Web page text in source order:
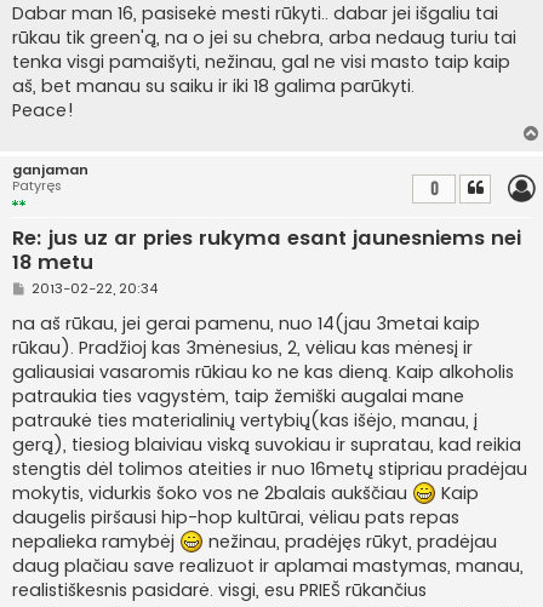
Dabar man 16, pasisekė mesti rūkyti.. dabar jei išgaliu tai
rūkau tik green'ą, na o jei su chebra, arba nedaug turiu tai
tenka visgi pamaišyti, nežinau, gal ne visi masto taip kaip
aš, bet manau su saiku ir iki 18 galima parūkyti.
Peace!
ganjaman
Patyręs
Re: jus uz ar pries rukyma esant jaunesniems nei
18 metu
0
S
a
n
d
a
r
t
i
n
ė
2013-02-22, 20:34
na aš rūkau, jei gerai pamenu, nuo 14(jau 3metai kaip
rūkau). Pradžioj kas 3mėnesius, 2, vėliau kas mėnesį ir
galiausiai vasaromis rūkiau ko ne kas dieną. Kaip alkoholis
patraukia ties vagystėm, taip žemiški augalai mane
patraukė ties materialinių vertybių(kas išėjo, manau, į
gerą), tiesiog blaiviau viską suvokiau ir supratau, kad reikia
stengtis dėl tolimos ateities ir nuo 16metų stipriau pradėjau
mokytis, vidurkis šoko vos ne 2balais aukščiau
Kaip
daugelis piršausi hip-hop kultūrai, vėliau pats repas
nepalieka ramybėj
nežinau, pradėjęs rūkyt, pradėjau
daug plačiau save realizuot ir aplamai mastymas, manau,
realistiškesnis pasidarė. visgi, esu PRIEŠ rūkančius